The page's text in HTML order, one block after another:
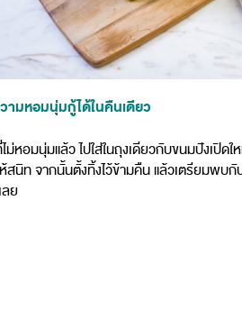
ามหอมนุ่มกู้ได้ในคืนเดียว
ม่หอมนุ่มแล้ว ไปใส่ในถุงเดียวกับขนมปังเปิ
สนิท จากนั้นตั้งทิ้งไว้ข้ามคืน แล้วเตรียมพบ
ลย